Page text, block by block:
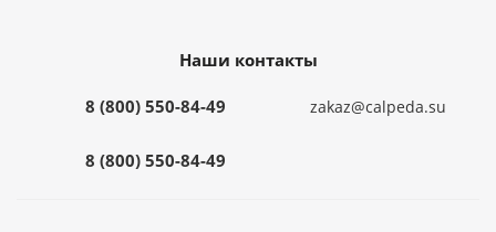
Наши контакты
8 (800) 550-84-49
8 (800) 550-84-49
zakaz@calpeda.su